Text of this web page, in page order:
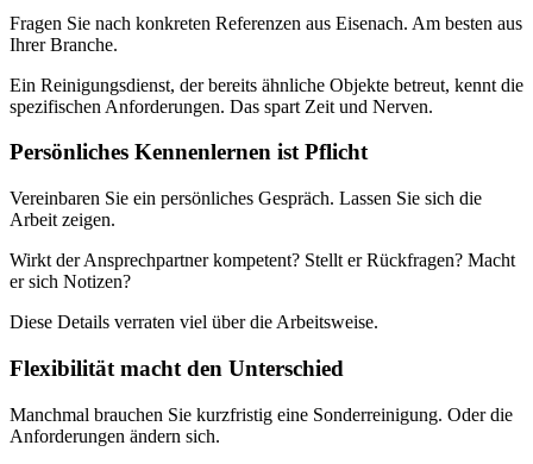
Fragen Sie nach konkreten Referenzen aus Eisenach. Am besten aus
Ihrer Branche.
Ein Reinigungsdienst, der bereits ähnliche Objekte betreut, kennt die
spezifischen Anforderungen. Das spart Zeit und Nerven.
Persönliches Kennenlernen ist Pflicht
Vereinbaren Sie ein persönliches Gespräch. Lassen Sie sich die
Arbeit zeigen.
Wirkt der Ansprechpartner kompetent? Stellt er Rückfragen? Macht
er sich Notizen?
Diese Details verraten viel über die Arbeitsweise.
Flexibilität macht den Unterschied
Manchmal brauchen Sie kurzfristig eine Sonderreinigung. Oder die
Anforderungen ändern sich.